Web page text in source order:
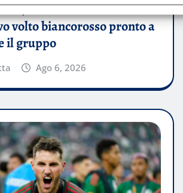
Mathews è atteso in
volto biancorosso pronto a
il gruppo
Ago 6, 2026